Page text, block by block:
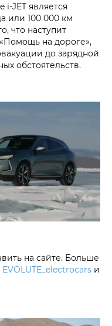
является
или 100 000 км
что наступит
на дороге»,
до зарядной
обстоятельств.
на сайте. Больше
EVOLUTE_electrocars и